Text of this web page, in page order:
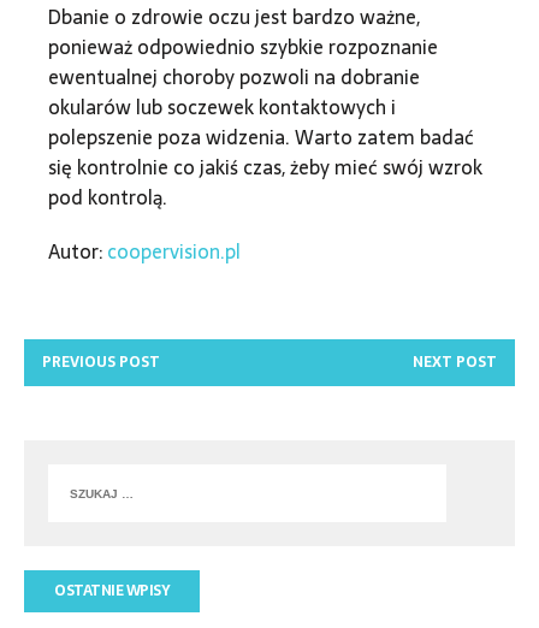
Dbanie o zdrowie oczu jest bardzo ważne,
ponieważ odpowiednio szybkie rozpoznanie
ewentualnej choroby pozwoli na dobranie
okularów lub soczewek kontaktowych i
polepszenie poza widzenia. Warto zatem badać
się kontrolnie co jakiś czas, żeby mieć swój wzrok
pod kontrolą.
Autor:coopervision.pl
PREVIOUS POST NEXT POST
OSTATNIE WPISY